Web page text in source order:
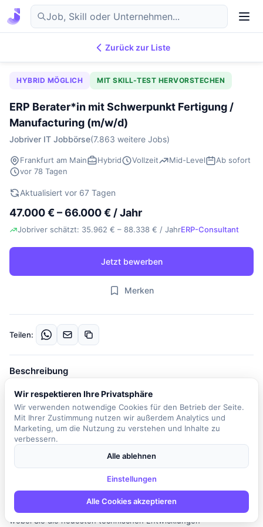
DE
Zurück zur Liste
HYBRID MÖGLICH MIT SKILL-TEST HERVORSTECHEN
ERP Berater*in mit Schwerpunkt Fertigung /
Manufacturing (m/w/d)
Jobriver IT Jobbörse(7.863 weitere Jobs)
Frankfurt am Main Hybrid Vollzeit Mid-Level
Ab sofort
vor 78 Tagen
Aktualisiert vor 67 Tagen
47.000 € – 66.000 € / Jahr
Jobriver schätzt: 35.962 € – 88.338 € / JahrERP-Consultant
Jetzt bewerben
Merken
Teilen:
Beschreibung
Unser Kunde ist ein mittelständisches Unternehmen, das zu den
führenden IT-Dienstleistern in der Region gehört. Mit einem
engagierten Team von rund 55 Mitarbeitenden bietet das
Unternehmen maßgeschneiderte Lösungen und legt großen Wert
auf eine vertrauensvolle und wertschätzende Zusammenarbeit. In
der Position als ERP Berater*in mit Schwerpunkt Fertigung sind
Sie verantwortlich für die Entwicklung und Implementierung von
Kundenanpassungen sowie Upgrades in Microsoft Dynamics 365
Business Central und Dynamics NAV. Sie arbeiten an der
Konzeption und Implementierung komplexer Software-Lösungen,
wobei Sie die neuesten technischen Entwicklungen
Wir respektieren Ihre Privatsphäre
Wir verwenden notwendige Cookies für den Betrieb der Seite.
Mit Ihrer Zustimmung nutzen wir außerdem Analytics und
Marketing, um die Nutzung zu verstehen und Inhalte zu
verbessern.
Alle ablehnen
Einstellungen
Alle Cookies akzeptieren